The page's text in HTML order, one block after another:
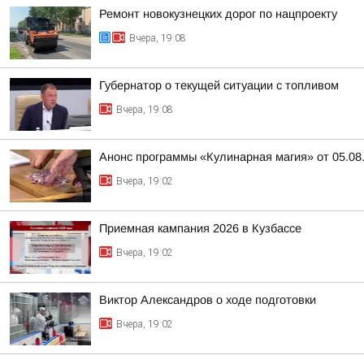
Ремонт новокузнецких дорог по нацпроекту
Вчера, 19:08
Губернатор о текущей ситуации с топливом
Вчера, 19:08
Анонс программы «Кулинарная магия» от
Вчера, 19:02
Приемная кампания 2026 в Кузбассе
Вчера, 19:02
Виктор Александров о ходе подготовки
Вчера, 19:02